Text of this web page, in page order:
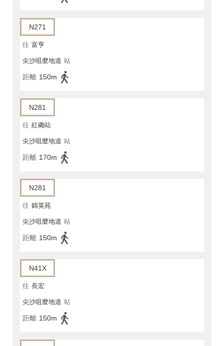
N271
往 富亨
尖沙咀麼地道 站
距離 150m
N281
往 紅磡站
尖沙咀麼地道 站
距離 170m
N281
往 錦英苑
尖沙咀麼地道 站
距離 150m
N41X
往 長宏
尖沙咀麼地道 站
距離 150m